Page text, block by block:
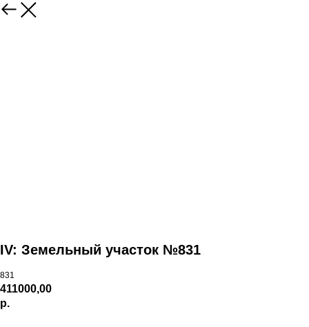
IV: Земельный участок №831
831
411000,00
р.